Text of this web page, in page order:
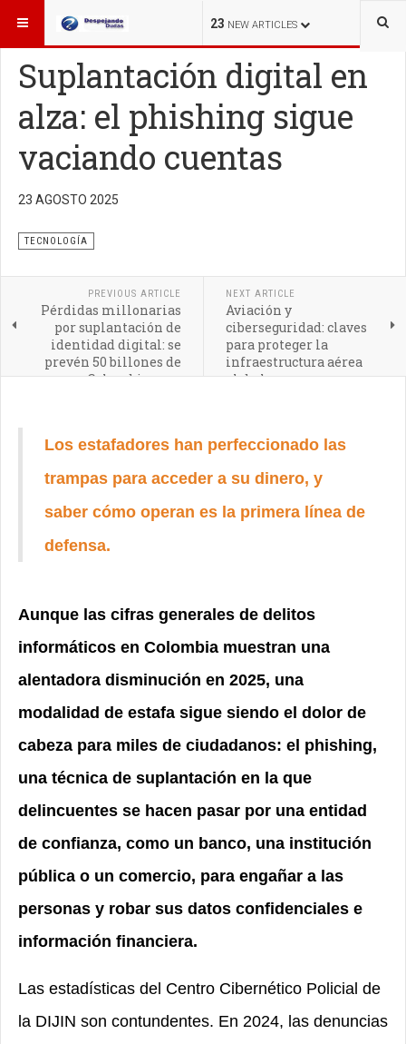
23 NEW ARTICLES
ESTÁ AQUÍ: TECNOLOGÍA
Suplantación digital en
alza: el phishing sigue
vaciando cuentas
23 AGOSTO 2025
Un simple correo falso o un enlace manipulado puede
comprometer su cuenta bancaria. El phishing sigue
TECNOLOGÍA
PREVIOUS ARTICLE
Pérdidas millonarias
por suplantación de
identidad digital: se
prevén 50 billones de
pesos en Colombia para
NEXT ARTICLE
Aviación y
ciberseguridad: claves
para proteger la
infraestructura aérea
global
Los estafadores han perfeccionado las
trampas para acceder a su dinero, y
saber cómo operan es la primera línea de
defensa.
Aunque las cifras generales de delitos
informáticos en Colombia muestran una
alentadora disminución en 2025, una
modalidad de estafa sigue siendo el dolor de
cabeza para miles de ciudadanos: el phishing,
una técnica de suplantación en la que
delincuentes se hacen pasar por una entidad
de confianza, como un banco, una institución
pública o un comercio, para engañar a las
personas y robar sus datos confidenciales e
información financiera.
Las estadísticas del Centro Cibernético Policial de
la DIJIN son contundentes. En 2024, las denuncias